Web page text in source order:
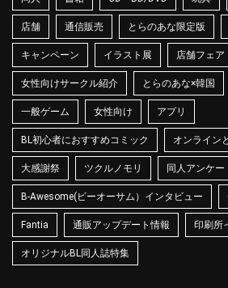
店舗 通信販売 とらのあな限定版
キャンペーン イラスト展 店舗フェア
女性向けサークル紹介 とらのあな×韓国
一般ゲーム 女性向け アプリ
BL初心者におすすめコミック オンライン
大感謝祭 ツクルノモリ 同人アンケー
B-Awesome(ビーオーサム）インタビュー
Fantia 通販アップデート情報 印刷所
オリジナルBL同人誌特集